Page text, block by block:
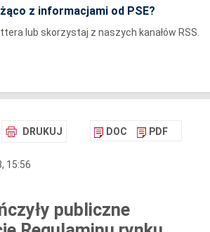
z informacjami od PSE?
lub skorzystaj z naszych kanałów RSS.
DRUKUJ DOC PDF
15:56
publiczne